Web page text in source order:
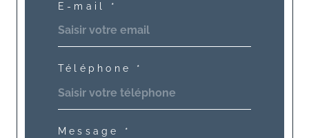
E-mail *
Téléphone *
Message *